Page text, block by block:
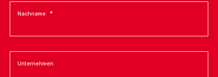
Nachname
Unternehmen